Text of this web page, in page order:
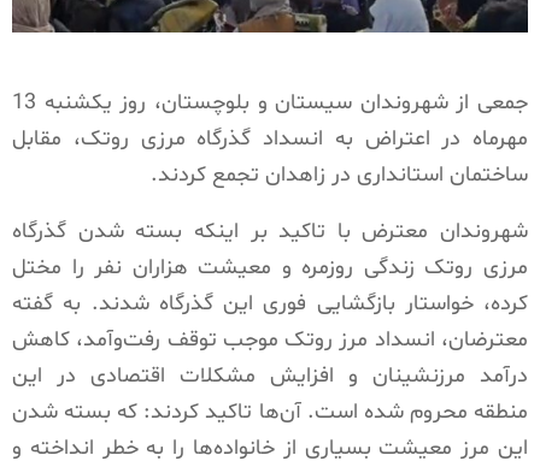
جمعی از شهروندان سیستان و بلوچستان، روز یکشنبه 13
مهرماه در اعتراض به انسداد گذرگاه مرزی روتک، مقابل
ساختمان استانداری در زاهدان تجمع کردند.
شهروندان معترض با تاکید بر اینکه بسته شدن گذرگاه
مرزی روتک زندگی روزمره و معیشت هزاران نفر را مختل
کرده، خواستار بازگشایی فوری این گذرگاه شدند. به گفته
معترضان، انسداد مرز روتک موجب توقف رفت‌وآمد، کاهش
درآمد مرزنشینان و افزایش مشکلات اقتصادی در این
منطقه محروم شده است. آن‌ها تاکید کردند: که بسته شدن
این مرز معیشت بسیاری از خانواده‌ها را به خطر انداخته و